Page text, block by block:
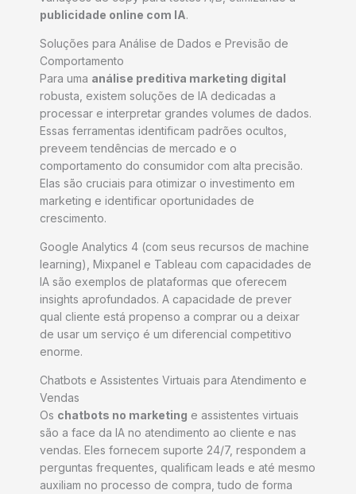
publicidade online com IA.
Soluções para Análise de Dados e Previsão de
Comportamento
Para uma análise preditiva marketing digital
robusta, existem soluções de IA dedicadas a
processar e interpretar grandes volumes de dados.
Essas ferramentas identificam padrões ocultos,
preveem tendências de mercado e o
comportamento do consumidor com alta precisão.
Elas são cruciais para otimizar o investimento em
marketing e identificar oportunidades de
crescimento.
Google Analytics 4 (com seus recursos de machine
learning), Mixpanel e Tableau com capacidades de
IA são exemplos de plataformas que oferecem
insights aprofundados. A capacidade de prever
qual cliente está propenso a comprar ou a deixar
de usar um serviço é um diferencial competitivo
enorme.
Chatbots e Assistentes Virtuais para Atendimento e
Vendas
Os chatbots no marketing e assistentes virtuais
são a face da IA no atendimento ao cliente e nas
vendas. Eles fornecem suporte 24/7, respondem a
perguntas frequentes, qualificam leads e até mesmo
auxiliam no processo de compra, tudo de forma